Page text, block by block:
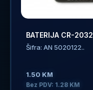
BATERIJA CR-2032
Šifra: AN 5020122..
1.50 KM
Bez PDV: 1.28 KM